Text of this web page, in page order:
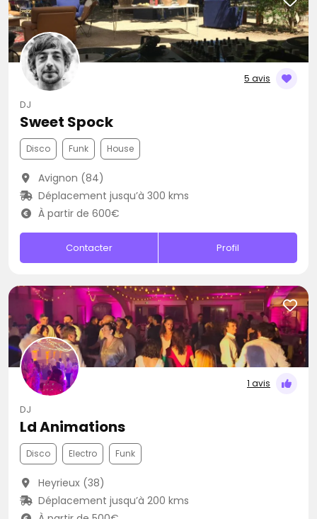
5 avis
DJ
Sweet Spock
Disco Funk House
Avignon (84)
Déplacement jusqu’à 300 kms
À partir de 600€
Contacter Profil
1 avis
DJ
Ld Animations
Disco Electro Funk
Heyrieux (38)
Déplacement jusqu’à 200 kms